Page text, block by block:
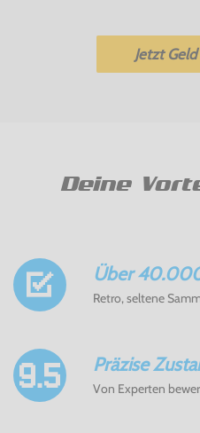
Jetzt
Deine
Über
Retro, seltene
Präzise
Von Experten